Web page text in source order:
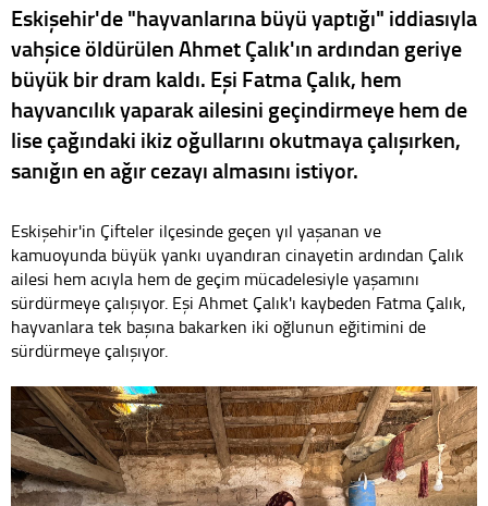
Eskişehir'de "hayvanlarına büyü yaptığı" iddiasıyla
vahşice öldürülen Ahmet Çalık'ın ardından geriye
büyük bir dram kaldı. Eşi Fatma Çalık, hem
hayvancılık yaparak ailesini geçindirmeye hem de
lise çağındaki ikiz oğullarını okutmaya çalışırken,
sanığın en ağır cezayı almasını istiyor.
Eskişehir'in Çifteler ilçesinde geçen yıl yaşanan ve
kamuoyunda büyük yankı uyandıran cinayetin ardından Çalık
ailesi hem acıyla hem de geçim mücadelesiyle yaşamını
sürdürmeye çalışıyor. Eşi Ahmet Çalık'ı kaybeden Fatma Çalık,
hayvanlara tek başına bakarken iki oğlunun eğitimini de
sürdürmeye çalışıyor.